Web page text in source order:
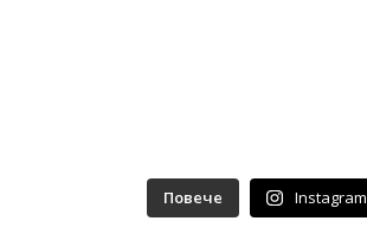
Повече Instagram